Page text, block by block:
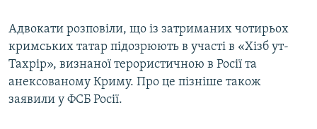
Адвокати розповіли, що із затриманих чотирьох
кримських татар підозрюють в участі в «Хізб ут-
Тахрір», визнаної терористичною в Росії та
анексованому Криму. Про це пізніше також
заявили у ФСБ Росії.